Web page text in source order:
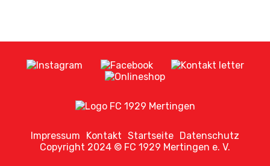
Impressum Kontakt Startseite Datenschutz
Copyright 2024 © FC 1929 Mertingen e. V.